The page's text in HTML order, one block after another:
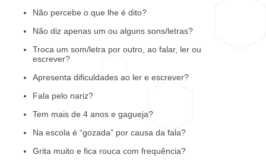
Não percebe o que lhe é dito?
Não diz apenas um ou alguns sons/letras?
Troca um som/letra por outro, ao falar, ler ou
escrever?
Apresenta dificuldades ao ler e escrever?
Fala pelo nariz?
Tem mais de 4 anos e gagueja?
Na escola é “gozada” por causa da fala?
Grita muito e fica rouca com frequência?